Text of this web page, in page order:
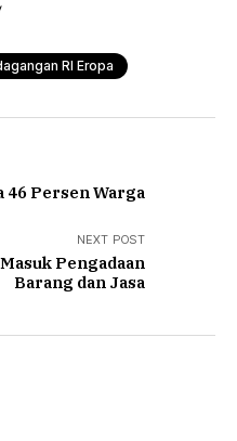
RI Eropa
46 Persen Warga
NEXT POST
Pengadaan
Barang dan Jasa